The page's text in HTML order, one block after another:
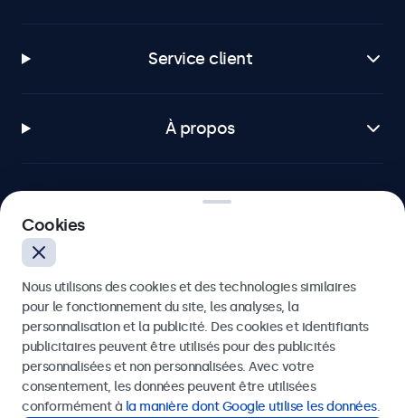
Service client
À propos
Badenerstrasse 549, 8048 Zürich, Suisse
4.8/5 noté par 5000+ entreprises
Français
Cookies
Nous utilisons des cookies et des technologies similaires
pour le fonctionnement du site, les analyses, la
personnalisation et la publicité. Des cookies et identifiants
publicitaires peuvent être utilisés pour des publicités
personnalisées et non personnalisées. Avec votre
consentement, les données peuvent être utilisées
conformément à la manière dont Google utilise les données.